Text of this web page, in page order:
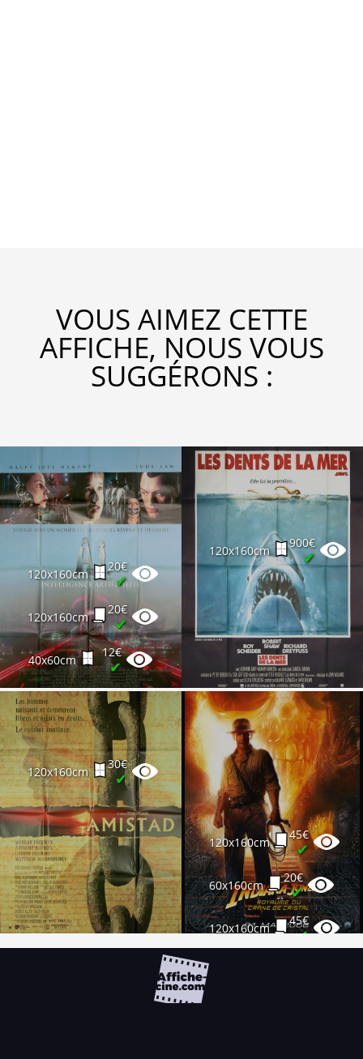
VOUS AIMEZ CETTE
AFFICHE, NOUS VOUS
SUGGÉRONS :
120x160cm
20€
✔
120x160cm
20€
✔
40x60cm
12€
✔
120x160cm
900€
✔
120x160cm
30€
✔
120x160cm
45€
✔
60x160cm
20€
✔
120x160cm
45€
✔